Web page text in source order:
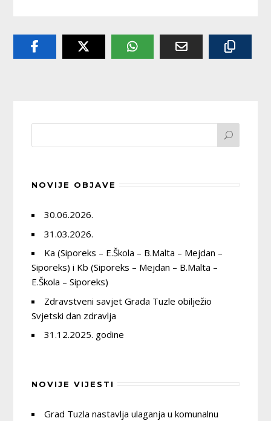
NOVIJE OBJAVE
30.06.2026.
31.03.2026.
Ka (Siporeks – E.Škola – B.Malta – Mejdan –
Siporeks) i Kb (Siporeks – Mejdan – B.Malta –
E.Škola – Siporeks)
Zdravstveni savjet Grada Tuzle obilježio
Svjetski dan zdravlja
31.12.2025. godine
NOVIJE VIJESTI
Grad Tuzla nastavlja ulaganja u komunalnu